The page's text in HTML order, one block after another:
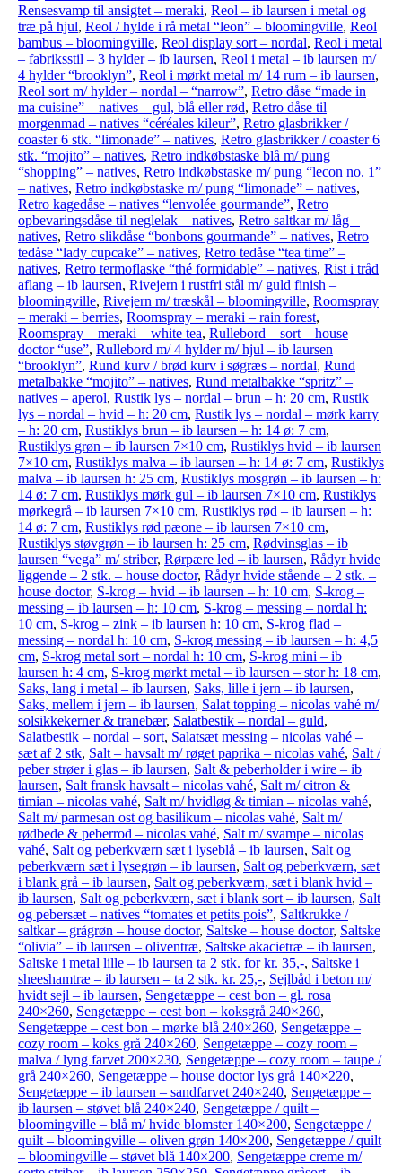
Rensesvamp til ansigtet – meraki, Reol – ib laursen i metal og
træ på hjul, Reol / hylde i rå metal “leon” – bloomingville, Reol
bambus – bloomingville, Reol display sort – nordal, Reol i metal
– fabriksstil – 3 hylder – ib laursen, Reol i metal – ib laursen m/
4 hylder “brooklyn”, Reol i mørkt metal m/ 14 rum – ib laursen,
Reol sort m/ hylder – nordal – “narrow”, Retro dåse “made in
ma cuisine” – natives – gul, blå eller rød, Retro dåse til
morgenmad – natives “céréales kileur”, Retro glasbrikker /
coaster 6 stk. “limonade” – natives, Retro glasbrikker / coaster 6
stk. “mojito” – natives, Retro indkøbstaske blå m/ pung
“shopping” – natives, Retro indkøbstaske m/ pung “lecon no. 1”
– natives, Retro indkøbstaske m/ pung “limonade” – natives,
Retro kagedåse – natives “lenvolée gourmande”, Retro
opbevaringsdåse til neglelak – natives, Retro saltkar m/ låg –
natives, Retro slikdåse “bonbons gourmande” – natives, Retro
tedåse “lady cupcake” – natives, Retro tedåse “tea time” –
natives, Retro termoflaske “thé formidable” – natives, Rist i tråd
aflang – ib laursen, Rivejern i rustfri stål m/ guld finish –
bloomingville, Rivejern m/ træskål – bloomingville, Roomspray
– meraki – berries, Roomspray – meraki – rain forest,
Roomspray – meraki – white tea, Rullebord – sort – house
doctor “use”, Rullebord m/ 4 hylder m/ hjul – ib laursen
“brooklyn”, Rund kurv / brød kurv i søgræs – nordal, Rund
metalbakke “mojito” – natives, Rund metalbakke “spritz” –
natives – aperol, Rustik lys – nordal – brun – h: 20 cm, Rustik
lys – nordal – hvid – h: 20 cm, Rustik lys – nordal – mørk karry
– h: 20 cm, Rustiklys brun – ib laursen – h: 14 ø: 7 cm,
Rustiklys grøn – ib laursen 7×10 cm, Rustiklys hvid – ib laursen
7×10 cm, Rustiklys malva – ib laursen – h: 14 ø: 7 cm, Rustiklys
malva – ib laursen h: 25 cm, Rustiklys mosgrøn – ib laursen – h:
14 ø: 7 cm, Rustiklys mørk gul – ib laursen 7×10 cm, Rustiklys
mørkegrå – ib laursen 7×10 cm, Rustiklys rød – ib laursen – h:
14 ø: 7 cm, Rustiklys rød pæone – ib laursen 7×10 cm,
Rustiklys støvgrøn – ib laursen h: 25 cm, Rødvinsglas – ib
laursen “vega” m/ striber, Rørpære led – ib laursen, Rådyr hvide
liggende – 2 stk. – house doctor, Rådyr hvide stående – 2 stk. –
house doctor, S-krog – hvid – ib laursen – h: 10 cm, S-krog –
messing – ib laursen – h: 10 cm, S-krog – messing – nordal h:
10 cm, S-krog – zink – ib laursen h: 10 cm, S-krog flad –
messing – nordal h: 10 cm, S-krog messing – ib laursen – h: 4,5
cm, S-krog metal sort – nordal h: 10 cm, S-krog mini – ib
laursen h: 4 cm, S-krog mørkt metal – ib laursen – stor h: 18 cm,
Saks, lang i metal – ib laursen, Saks, lille i jern – ib laursen,
Saks, mellem i jern – ib laursen, Salat topping – nicolas vahé m/
solsikkekerner & tranebær, Salatbestik – nordal – guld,
Salatbestik – nordal – sort, Salatsæt messing – nicolas vahé –
sæt af 2 stk, Salt – havsalt m/ røget paprika – nicolas vahé, Salt /
peber strøer i glas – ib laursen, Salt & peberholder i wire – ib
laursen, Salt fransk havsalt – nicolas vahé, Salt m/ citron &
timian – nicolas vahé, Salt m/ hvidløg & timian – nicolas vahé,
Salt m/ parmesan ost og basilikum – nicolas vahé, Salt m/
rødbede & peberrod – nicolas vahé, Salt m/ svampe – nicolas
vahé, Salt og peberkværn sæt i lyseblå – ib laursen, Salt og
peberkværn sæt i lysegrøn – ib laursen, Salt og peberkværn, sæt
i blank grå – ib laursen, Salt og peberkværn, sæt i blank hvid –
ib laursen, Salt og peberkværn, sæt i blank sort – ib laursen, Salt
og pebersæt – natives “tomates et petits pois”, Saltkrukke /
saltkar – grågrøn – house doctor, Saltske – house doctor, Saltske
“olivia” – ib laursen – oliventræ, Saltske akacietræ – ib laursen,
Saltske i metal lille – ib laursen ta 2 stk. for kr. 35,-, Saltske i
sheeshamtræ – ib laursen – ta 2 stk. kr. 25,-, Sejlbåd i beton m/
hvidt sejl – ib laursen, Sengetæppe – cest bon – gl. rosa
240×260, Sengetæppe – cest bon – koksgrå 240×260,
Sengetæppe – cest bon – mørke blå 240×260, Sengetæppe –
cozy room – koks grå 240×260, Sengetæppe – cozy room –
malva / lyng farvet 200×230, Sengetæppe – cozy room – taupe /
grå 240×260, Sengetæppe – house doctor lys grå 140×220,
Sengetæppe – ib laursen – sandfarvet 240×240, Sengetæppe –
ib laursen – støvet blå 240×240, Sengetæppe / quilt –
bloomingville – blå m/ hvide blomster 140×200, Sengetæppe /
quilt – bloomingville – oliven grøn 140×200, Sengetæppe / quilt
– bloomingville – støvet blå 140×200, Sengetæppe creme m/